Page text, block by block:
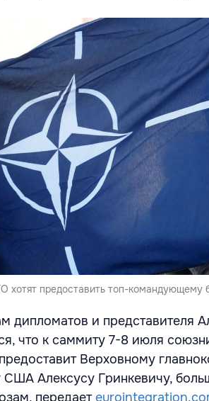
предоставить топ-командующему
дипломатов и представителя
что к саммиту 7-8 июля
Верховному
США Алексусу Гринкевичу,
передает